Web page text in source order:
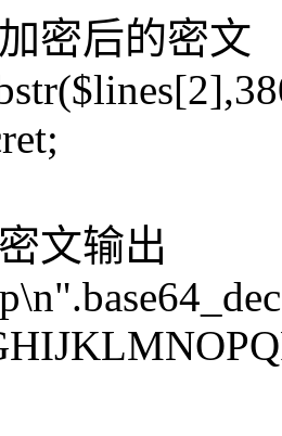
密后的密文
文输出